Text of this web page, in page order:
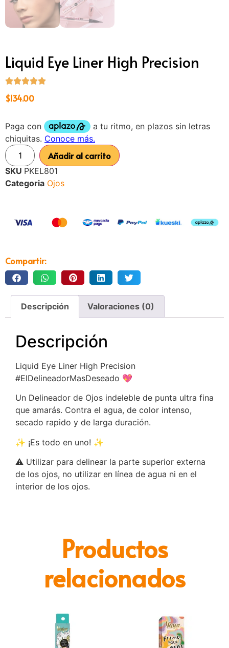
Liquid Eye Liner High Precision
$134.00
Añadir al carrito
SKU PKEL801
Categoria Ojos
Compartir:
Descripción Valoraciones (0)
Descripción
Liquid Eye Liner High Precision
#ElDelineadorMasDeseado 💖
Un Delineador de Ojos indeleble de punta ultra fina
que amarás. Contra el agua, de color intenso,
secado rapido y de larga duración.
✨ ¡Es todo en uno! ✨
⚠️ Utilizar para delinear la parte superior externa
de los ojos, no utilizar en línea de agua ni en el
interior de los ojos.
Productos
relacionados